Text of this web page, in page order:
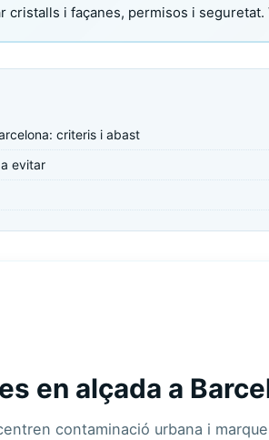
cristalls i façanes, permisos i
criteris i abast
evitar
en alçada a
contaminació urbana i